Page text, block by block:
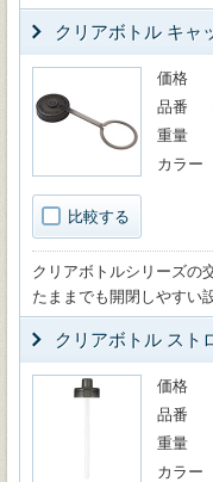
クリアボトル キャ
比較する
価格
品番
重量
カラー
クリアボトルシリーズの
たままでも開閉しやすい
クリアボトル スト
価格
品番
重量
カラー